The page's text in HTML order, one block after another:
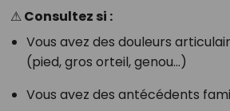
⚠ Consultez si :
Vous avez des douleurs
(pied, gros orteil, genou…)
Vous avez des antécédents